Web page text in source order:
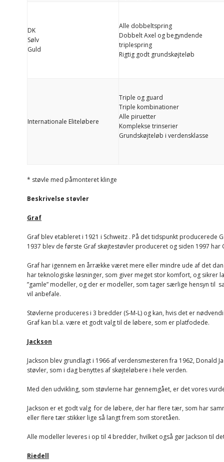
DK
Sølv
Guld
Alle dobbeltspring
Dobbelt Axel og begyndende
triplespring
Rigtig godt grundskøjteløb
Internationale Eliteløbere
Triple og guard
Triple kombinationer
Alle piruetter
Komplekse trinserier
Grundskøjteløb i verdensklasse
* støvle med påmonteret klinge
Beskrivelse støvler
Graf
Graf blev etableret i 1921 i Schweitz . På det tidspunkt
1937 blev de første Graf skøjtestøvler produceret og siden 1997
Graf har igennem en årrække været mere eller mindre ude af det
har teknologiske løsninger, som giver meget stor komfort, og
”gamle” modeller, og der er modeller, som tager særlige hensyn til
vil anbefale.
Støvlerne produceres i 3 bredder (S-M-L) og kan, hvis det er
Graf kan bl.a. være et godt valg til de løbere, som er platfodede.
Jackson
Jackson blev grundlagt i 1966 af verdensmesteren fra 1962, Donald
støvler, som i dag benyttes af skøjteløbere i hele verden.
Med den udvikling, som støvlerne har gennemgået, er det vores
Jackson er et godt valg for de løbere, der har flere tær, som har
eller flere tær stikker lige så langt frem som storetåen.
Alle modeller leveres i op til 4 bredder, hvilket også gør Jackson til
Riedell